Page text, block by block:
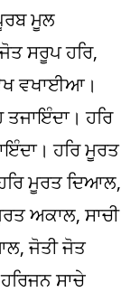
ਮੂਲ
ਸਰੂਪ ਹਰਿ,
ਵਖਾਈਆ।
ਹਰਿ
ਹਰਿ ਮੂਰਤ
ਮੂਰਤ ਦਿਆਲ,
ਅਕਾਲ, ਸਾਚੀ
ਜੋਤੀ ਜੋਤ
ਸਾਚੇ